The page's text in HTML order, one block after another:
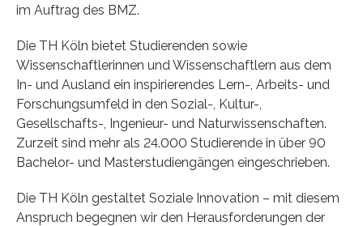
im Auftrag des BMZ.
Die TH Köln bietet Studierenden sowie
Wissenschaftlerinnen und Wissenschaftlern aus dem
In- und Ausland ein inspirierendes Lern-, Arbeits- und
Forschungsumfeld in den Sozial-, Kultur-,
Gesellschafts-, Ingenieur- und Naturwissenschaften.
Zurzeit sind mehr als 24.000 Studierende in über 90
Bachelor- und Masterstudiengängen eingeschrieben.
Die TH Köln gestaltet Soziale Innovation – mit diesem
Anspruch begegnen wir den Herausforderungen der